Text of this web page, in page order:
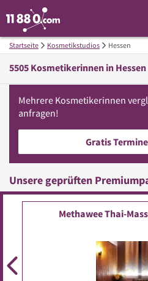
Startseite Kosmetikstudios Hessen
5505 Kosmetikerinnen in Hessen
Mehrere Kosmetikerinnen
anfragen!
Gratis
Unsere geprüften
Methawee Thai-